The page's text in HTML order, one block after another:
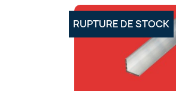
RUPTURE DE STOCK